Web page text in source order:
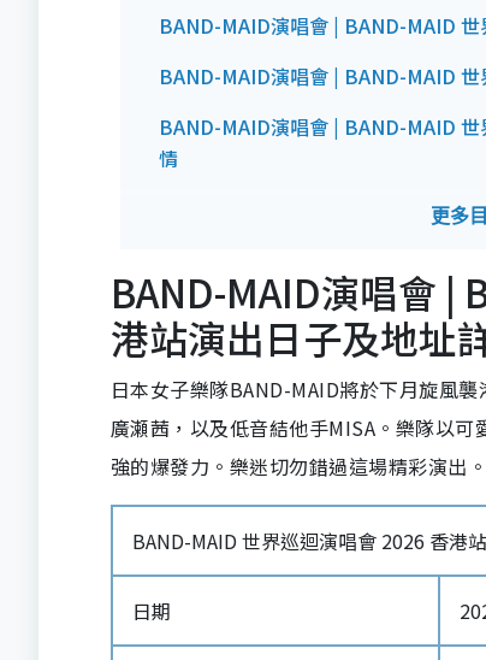
BAND-MAID演唱會 | BAND-MAID
BAND-MAID演唱會 | BAND-MAID
BAND-MAID演唱會 | BAND-MAID
情
BAND-MAID演唱會 | BAND-MAID
BAND-MAID演唱會 | BAND-MAID
BAND-MAID演唱會 |
港站演出日子及地址
日本女子樂隊BAND-MAID將於下月旋風
廣瀬茜，以及低音結他手MISA。樂隊以
強的爆發力。樂迷切勿錯過這場精彩演出。
BAND-MAID 世界巡迴演唱會 2026 香港
日期